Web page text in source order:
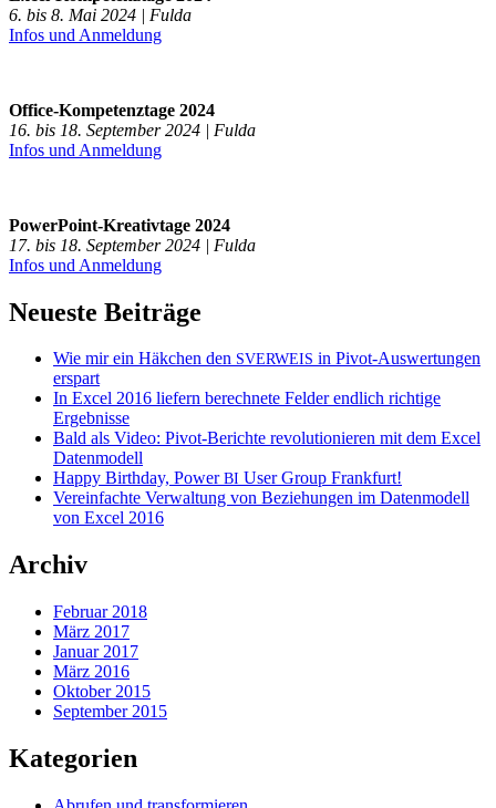
6. bis 8. Mai 2024 | Fulda
Infos und Anmeldung
Office-Kompetenztage 2024
16. bis 18. September 2024 | Fulda
Infos und Anmeldung
PowerPoint-Kreativtage 2024
17. bis 18. September 2024 | Fulda
Infos und Anmeldung
Neueste Beiträge
Wie mir ein Häkchen den SVERWEIS in Pivot-Auswertungen
erspart
In Excel 2016 liefern berechnete Felder endlich richtige
Ergebnisse
Bald als Video: Pivot-Berichte revolutionieren mit dem Excel
Datenmodell
Happy Birthday, PowerBI User Group Frankfurt!
Vereinfachte Verwaltung von Beziehungen im Datenmodell
von Excel 2016
Archiv
Februar 2018
März 2017
Januar 2017
März 2016
Oktober 2015
September 2015
Kategorien